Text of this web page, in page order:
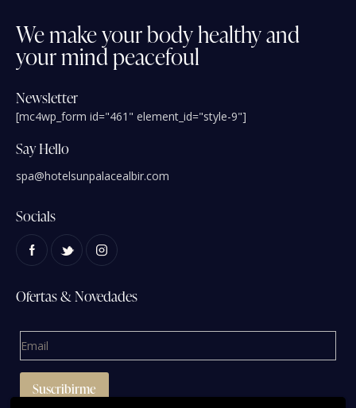
Wemakeyourbodyhealthyand
yourmindpeacefoul
Newsletter
[mc4wp_form id="461" element_id="style-9"]
Say Hello
spa@hotelsunpalacealbir.com
Socials
Ofertas & Novedades